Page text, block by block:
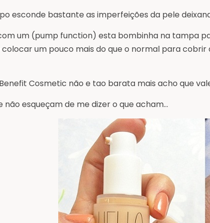
esconde bastante as imperfeições da pele
um (pump function) esta bombinha na tampa
um pouco mais do que o normal para
Cosmetic não e tao barata mais acho que
não esqueçam de me dizer o que acham…